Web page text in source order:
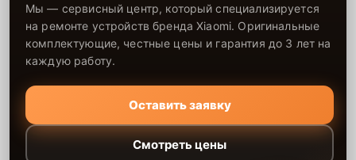
Мы — сервисный центр, который специализируется
на ремонте устройств бренда Xiaomi. Оригинальные
комплектующие, честные цены и гарантия до 3 лет на
каждую работу.
Оставить заявку
Смотреть цены